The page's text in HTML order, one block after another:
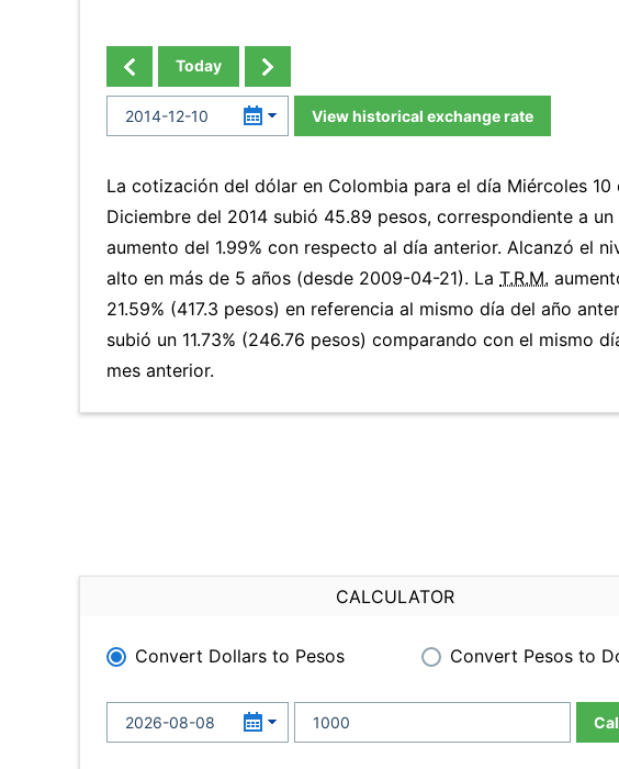
Today
View historical exchange rate
La cotización del dólar en Colombia para el día Miércoles 10
Diciembre del 2014 subió 45.89 pesos, correspondiente a un
aumento del 1.99% con respecto al día anterior. Alcanzó el
alto en más de 5 años (desde 2009-04-21). La T.R.M.
21.59% (417.3 pesos) en referencia al mismo día del año
subió un 11.73% (246.76 pesos) comparando con el mismo
mes anterior.
CALCULATOR
Convert Dollars to Pesos Convert Pesos to